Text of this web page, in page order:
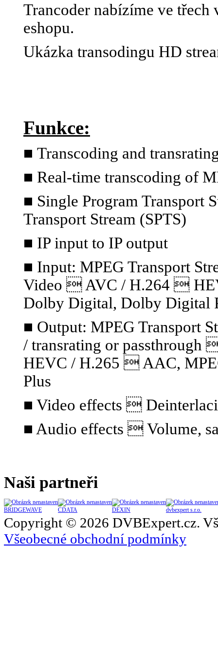
Trancoder nabízíme ve třech
eshopu.
Ukázka transodingu HD
Funkce:
■ Transcoding and
■ Real-time transcoding of
■ Single Program Transport
Transport Stream (SPTS)
■ IP input to IP output
■ Input: MPEG Transport
Video  AVC / H.264 
Dolby Digital, Dolby Digital
■ Output: MPEG Transport
/ transrating or
HEVC / H.265  AAC,
Plus
■ Video effects 
■ Audio effects  Volume,
Naši partneři
BRIDGEWAVE CDATA DEXIN dvbexpert s.r.o.
Copyright © 2026 DVBExpert.cz.
Všeobecné obchodní podmínky